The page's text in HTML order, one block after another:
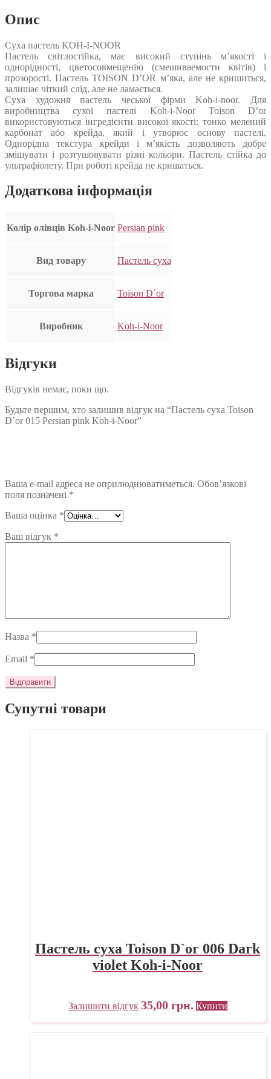
Опис
Суха пастель KOH-I-NOOR
Пастель світлостійка, має високий ступінь м’якості і
однорідності, цветосовмещенію (смешиваемости квітів) і
прозорості. Пастель TOISON D’OR м’яка, але не кришиться,
залишає чіткий слід, але не ламається.
Суха художня пастель чеської фірми Koh-i-noor. Для
виробництва сухої пастелі Koh-i-Noor Toison D’or
використовуються інгредієнти високої якості: тонко мелений
карбонат або крейда, який і утворює основу пастелі.
Однорідна текстура крейди і м’якість дозволяють добре
змішувати і розтушовувати різні кольори. Пастель стійка до
ультрафіолету. При роботі крейда не кришаться.
Додаткова інформація
Колір олівців Koh-i-Noor Persian pink
Вид товару Пастель суха
Торгова марка Toison D`or
Виробник Koh-i-Noor
Відгуки
Відгуків немає, поки що.
Будьте першим, хто залишив відгук на “Пастель суха Toison
D`or 015 Persian pink Koh-i-Noor”
Ваша e-mail адреса не оприлюднюватиметься. Обов’язкові
поля позначені *
Ваша оцінка *
Ваш відгук *
Назва *
Email *
Супутні товари
Пастель суха Toison D`or 006 Dark
violet Koh-i-Noor
Залишити відгук 35,00 грн. Купити